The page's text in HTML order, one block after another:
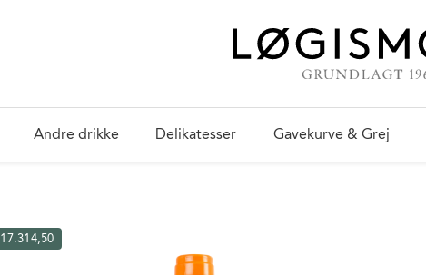
Andre drikke Delikatesser Gavekurve & Grej
17.314,50